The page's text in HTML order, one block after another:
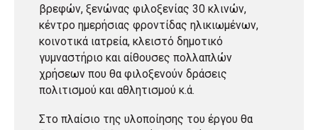
βρεφών, ξενώνας φιλοξενίας 30 κλινών,
κέντρο ημερήσιας φροντίδας ηλικιωμένων,
κοινοτικά ιατρεία, κλειστό δημοτικό
γυμναστήριο και αίθουσες πολλαπλών
χρήσεων που θα φιλοξενούν δράσεις
πολιτισμού και αθλητισμού κ.ά.
Στο πλαίσιο της υλοποίησης του έργου θα